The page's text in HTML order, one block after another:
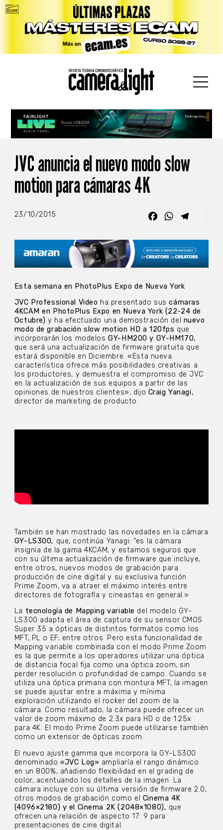
JVC anuncia el nuevo modo slow
motion para cámaras 4K
23/10/2015 FacebookWhatsApp
Esta semana en PhotoPlus Expo de Nueva York
JVC Professional Video ha presentado sus cámaras
4KCAM en PhotoPlus Expo en Nueva York (22-24 de
Octubre) y ha efectuado una demostración del nuevo
modo de grabación slow motion HD a 120fps que
incorporarán los modelos GY-HM200 y GY-HM170,
que será una actualización de firmware gratuita que
estará disponible en Diciembre. «Esta nueva
característica ofrece más posibilidades creativas a
los productores, y demuestra el compromiso de JVC
en la actualización de sus equipos a partir de las
opiniones de nuestros clientes», dijo Craig Yanagi,
director de marketing de producto.
También se han mostrado las novedades en la cámara
GY-LS300, que, continúa Yanagi: “es la cámara
insignia de la gama 4KCAM, y estamos seguros que
con su última actualización de firmware que incluye,
entre otros, nuevos modos de grabación para
producción de cine digital y su exclusiva función
Prime Zoom, va a atraer el máximo interés entre
directores de fotografía y cineastas en general.»
La tecnología de Mapping variable del modelo GY-
LS300 adapta el área de captura de su sensor CMOS
Super 35 a ópticas de distintos formatos como los
MFT, PL o EF, entre otros. Pero esta funcionalidad de
Mapping variable combinada con el modo Prime Zoom
es la que permite a los operadores utilizar una óptica
de distancia focal fija como una óptica zoom, sin
perder resolución o profundidad de campo. Cuando se
utiliza una óptica primaria con montura MFT, la imagen
se puede ajustar entre a máxima y mínima
exploración utilizando el rocker del zoom de la
cámara. Como resultado, la cámara puede ofrecer un
valor de zoom máximo de 2.3x para HD o de 1.25x
para 4K. El modo Prime Zoom puede utilizarse también
como un extensor de ópticas zoom.
El nuevo ajuste gamma que incorpora la GY-LS300
denominado«JVC Log» ampliaría el rango dinámico
en un 800%, añadiendo flexibilidad en el grading de
color, acentuando los detalles de la imagen. La
cámara incluye con su última versión de firmware 2.0,
otros modos de grabación como el Cinema 4K
(4096×2180) y el Cinema 2K (2048×1080), que
ofrecen una relación de aspecto 17: 9 para
presentaciones de cine digital.